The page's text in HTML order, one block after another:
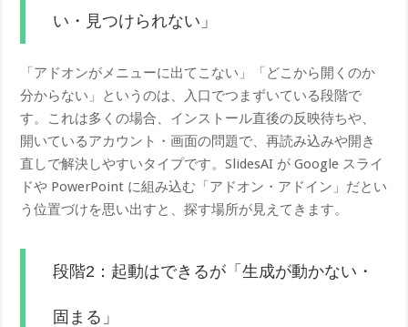
い・見つけられない」
「アドオンがメニューに出てこない」「どこから開くのか
分からない」というのは、入口でつまずいている段階で
す。これは多くの場合、インストール直後の反映待ちや、
開いているアカウント・画面の問題で、再読み込みや開き
直しで解決しやすいタイプです。SlidesAI が Google スライ
ドや PowerPoint に組み込む「アドオン・アドイン」だとい
う位置づけを思い出すと、探す場所が見えてきます。
段階2：起動はできるが「生成が動かない・
固まる」